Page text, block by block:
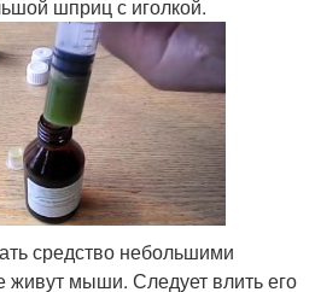
шприц с иголкой.
средство небольшими
живут мыши. Следует влить его